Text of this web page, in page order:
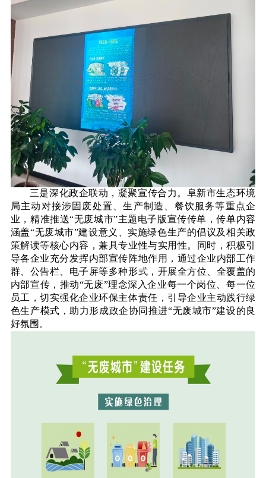
三是深化政企联动，凝聚宣传合力。阜新市生态环境
局主动对接涉固废处置、生产制造、餐饮服务等重点企
业，精准推送“无废城市”主题电子版宣传传单，传单内容
涵盖“无废城市”建设意义、实施绿色生产的倡议及相关政
策解读等核心内容，兼具专业性与实用性。同时，积极引
导各企业充分发挥内部宣传阵地作用，通过企业内部工作
群、公告栏、电子屏等多种形式，开展全方位、全覆盖的
内部宣传，推动“无废”理念深入企业每一个岗位、每一位
员工，切实强化企业环保主体责任，引导企业主动践行绿
色生产模式，助力形成政企协同推进“无废城市”建设的良
好氛围。